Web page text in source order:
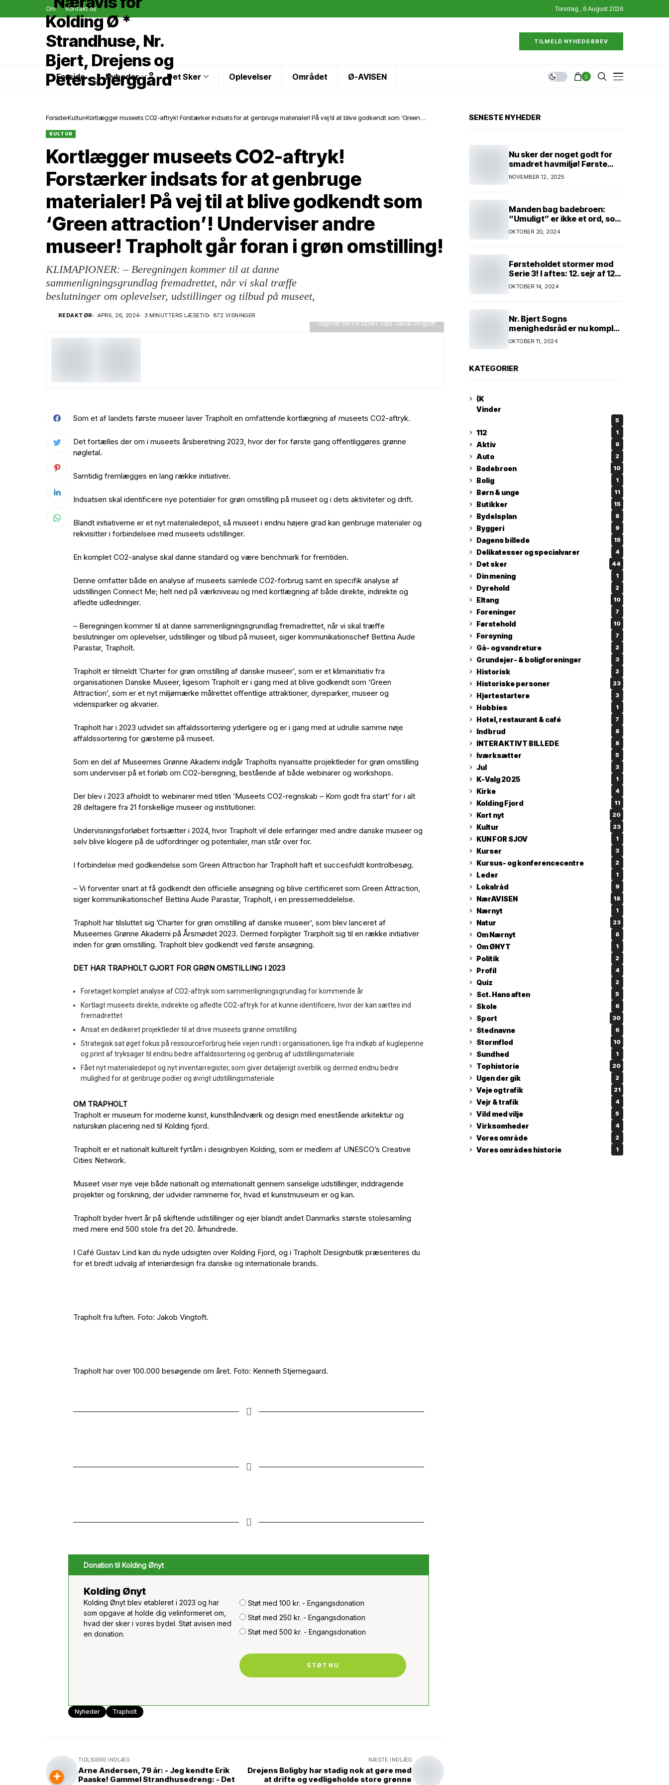
Om Kontakt os Torsdag , 6 August 2026
TILMELD NYHEDSBREV
Forside Nyheder Det Sker Oplevelser Området Ø-AVISEN 0
Forside Kultur Kortlægger museets CO2-aftryk! Forstærker indsats for at genbruge materialer! På vej til at blive godkendt som ‘Green
KULTUR
Kortlægger museets CO2-aftryk!
Forstærker indsats for at genbruge
materialer! På vej til at blive godkendt som
‘Green attraction’! Underviser andre
museer! Trapholt går foran i grøn omstilling!
KLIMAPIONER: – Beregningen kommer til at danne
sammenligningsgrundlag fremadrettet, når vi skal træffe
beslutninger om oplevelser, udstillinger og tilbud på museet,
REDAKTØR APRIL 26, 2024 3 MINUTTERS LÆSETID 872 VISNINGER
Trapholt set fra luften. Foto Jakob Vingtoft.
Som et af landets første museer laver Trapholt en omfattende kortlægning af museets CO2-aftryk.
Det fortælles der om i museets årsberetning 2023, hvor der for første gang offentliggøres grønne
nøgletal.
Samtidig fremlægges en lang række initiativer.
Indsatsen skal identificere nye potentialer for grøn omstilling på museet og i dets aktiviteter og drift.
Blandt initiativerne er et nyt materialedepot, så museet i endnu højere grad kan genbruge materialer og
rekvisitter i forbindelsee med museets udstillinger.
En komplet CO2-analyse skal danne standard og være benchmark for fremtiden.
Denne omfatter både en analyse af museets samlede CO2-forbrug samt en specifik analyse af
udstillingen Connect Me; helt ned på værkniveau og med kortlægning af både direkte, indirekte og
afledte udledninger.
– Beregningen kommer til at danne sammenligningsgrundlag fremadrettet, når vi skal træffe
beslutninger om oplevelser, udstillinger og tilbud på museet, siger kommunikationschef Bettina Aude
Parastar, Trapholt.
Trapholt er tilmeldt ’Charter for grøn omstilling af danske museer’, som er et klimainitiativ fra
organisationen Danske Museer, ligesom Trapholt er i gang med at blive godkendt som ‘Green
Attraction’, som er et nyt miljømærke målrettet offentlige attraktioner, dyreparker, museer og
vidensparker og akvarier.
Trapholt har i 2023 udvidet sin affaldssortering yderligere og er i gang med at udrulle samme nøje
affaldssortering for gæsterne på museet.
Som en del af Museernes Grønne Akademi indgår Trapholts nyansatte projektleder for grøn omstilling
som underviser på et forløb om CO2-beregning, bestående af både webinarer og workshops.
Der blev i 2023 afholdt to webinarer med titlen ’Museets CO2-regnskab – Kom godt fra start’ for i alt
28 deltagere fra 21 forskellige museer og institutioner.
Undervisningsforløbet fortsætter i 2024, hvor Trapholt vil dele erfaringer med andre danske museer og
selv blive klogere på de udfordringer og potentialer, man står over for.
I forbindelse med godkendelse som Green Attraction har Trapholt haft et succesfuldt kontrolbesøg.
– Vi forventer snart at få godkendt den officielle ansøgning og blive certificeret som Green Attraction,
siger kommunikationschef Bettina Aude Parastar, Trapholt, i en pressemeddelelse.
Trapholt har tilsluttet sig ’Charter for grøn omstilling af danske museer’, som blev lanceret af
Museernes Grønne Akademi på Årsmødet 2023. Dermed forpligter Trarpholt sig til en række initiativer
inden for grøn omstilling. Trapholt blev godkendt ved første ansøgning.
DET HAR TRAPHOLT GJORT FOR GRØN OMSTILLING I 2023
Foretaget komplet analyse af CO2-aftryk som sammenligningsgrundlag for kommende år
Kortlagt museets direkte, indirekte og afledte CO2-aftryk for at kunne identificere, hvor der kan sættes ind
fremadrettet
Ansat en dedikeret projektleder til at drive museets grønne omstilling
Strategisk sat øget fokus på ressourceforbrug hele vejen rundt i organisationen, lige fra indkøb af kuglepenne
og print af tryksager til endnu bedre affaldssortering og genbrug af udstillingsmateriale
Fået nyt materialedepot og nyt inventarregister, som giver detaljerigt overblik og dermed endnu bedre
mulighed for at genbruge podier og øvrigt udstillingsmateriale
OM TRAPHOLT
Trapholt er museum for moderne kunst, kunsthåndværk og design med enestående arkitektur og
naturskøn placering ned til Kolding fjord.
Trapholt er et nationalt kulturelt fyrtårn i designbyen Kolding, som er medlem af UNESCO’s Creative
Cities Network.
Museet viser nye veje både nationalt og internationalt gennem sanselige udstillinger, inddragende
projekter og forskning, der udvider rammerne for, hvad et kunstmuseum er og kan.
Trapholt byder hvert år på skiftende udstillinger og ejer blandt andet Danmarks største stolesamling
med mere end 500 stole fra det 20. århundrede.
I Café Gustav Lind kan du nyde udsigten over Kolding Fjord, og i Trapholt Designbutik præsenteres du
for et bredt udvalg af interiørdesign fra danske og internationale brands.
Trapholt fra luften. Foto: Jakob Vingtoft.
Trapholt har over 100.000 besøgende om året. Foto: Kenneth Stjernegaard.
Donation til Kolding Ønyt
Kolding Ønyt
Kolding Ønyt blev etableret i 2023 og har
som opgave at holde dig velinformeret om,
hvad der sker i vores bydel. Støt avisen med
en donation.
Støt med 100 kr. - Engangsdonation
Støt med 250 kr. - Engangsdonation
Støt med 500 kr. - Engangsdonation
STØT NU
Nyheder Trapholt
+
TIDLIGERE INDLÆG
Arne Andersen, 79 år: - Jeg kendte Erik
Paaske! Gammel Strandhusedreng: - Det
NÆSTE INDLÆG
Drejens Boligby har stadig nok at gøre med
at drifte og vedligeholde store grønne
SENESTE NYHEDER
Nu sker der noget godt for
smadret havmiljø! Første
konkrete projekt!
Genopretning af natur i
kroner!
NOVEMBER 12, 2025
Manden bag badebroen:
“Umuligt” er ikke et ord, som
Kim Andersen kender
OKTOBER 20, 2024
Førsteholdet stormer mod
Serie 3! I aftes: 12. sejr af 12
mulige! Kun ét hold kan
spænde ben! Afgørende
OKTOBER 14, 2024
Nr. Bjert Sogns
menighedsråd er nu komplet
* Trapholt i efterårsferien:
Kunst og kreativitet i
kunstnerpar repræsenteres
OKTOBER 11, 2024
KATEGORIER
(K
Vinder
5
112 1
Aktiv 6
Auto 2
Badebroen 10
Bolig 1
Børn & unge 11
Butikker 15
Bydelsplan 8
Byggeri 9
Dagens billede 15
Delikatesser og specialvarer 4
Det sker 44
Din mening 1
Dyrehold 2
Eltang 10
Foreninger 7
Førstehold 10
Forsyning 7
Gå- og vandreture 2
Grundejer- & boligforeninger 3
Historisk 2
Historiske personer 23
Hjertestartere 3
Hobbies 1
Hotel, restaurant & café 7
Indbrud 8
INTERAKTIVT BILLEDE 8
Iværksætter 5
Jul 3
K-Valg 2025 1
Kirke 4
Kolding Fjord 11
Kort nyt 20
Kultur 23
KUN FOR SJOV 1
Kurser 3
Kursus- og konferencecentre 2
Leder 1
Lokalråd 9
NærAVISEN 18
Nærnyt 1
Natur 23
Om Nærnyt 8
Om ØNYT 1
Politik 2
Profil 4
Quiz 2
Sct. Hans aften 5
Skole 6
Sport 30
Stednavne 6
Stormflod 10
Sundhed 1
Tophistorie 20
Ugen der gik 2
Veje og trafik 21
Vejr & trafik 4
Vild med vilje 5
Virksomheder 4
Vores område 2
Vores områdes historie 1